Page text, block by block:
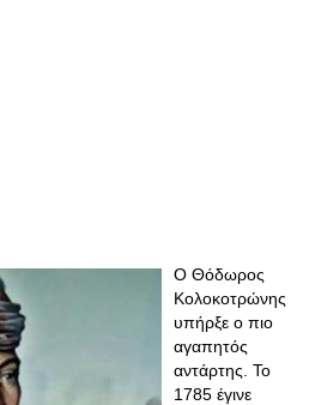
Ο Θόδωρος
Κολοκοτρώνης
υπήρξε ο πιο
αγαπητός
αντάρτης. Το
1785 έγινε